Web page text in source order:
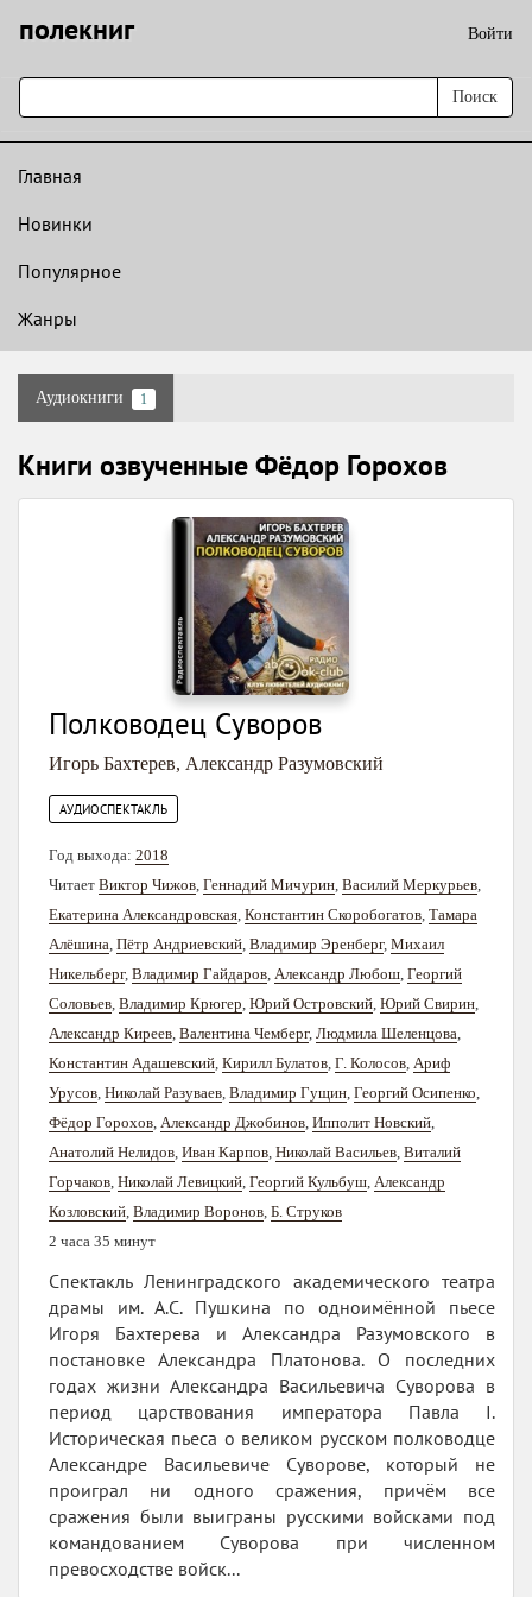
полекниг Войти
Поиск
Главная
Новинки
Популярное
Жанры
Аудиокниги 1
Книги озвученные Фёдор Горохов
Полководец Суворов
Игорь Бахтерев, Александр Разумовский
АУДИОСПЕКТАКЛЬ
Год выхода: 2018
Читает Виктор Чижов, Геннадий Мичурин, Василий Меркурьев,
Екатерина Александровская, Константин Скоробогатов, Тамара
Алёшина, Пётр Андриевский, Владимир Эренберг, Михаил
Никельберг, Владимир Гайдаров, Александр Любош, Георгий
Соловьев, Владимир Крюгер, Юрий Островский, Юрий Свирин,
Александр Киреев, Валентина Чемберг, Людмила Шеленцова,
Константин Адашевский, Кирилл Булатов, Г. Колосов, Ариф
Урусов, Николай Разуваев, Владимир Гущин, Георгий Осипенко,
Фёдор Горохов, Александр Джобинов, Ипполит Новский,
Анатолий Нелидов, Иван Карпов, Николай Васильев, Виталий
Горчаков, Николай Левицкий, Георгий Кульбуш, Александр
Козловский, Владимир Воронов, Б. Струков
2 часа 35 минут
Спектакль Ленинградского академического театра
драмы им. А.С. Пушкина по одноимённой пьесе
Игоря Бахтерева и Александра Разумовского в
постановке Александра Платонова. О последних
годах жизни Александра Васильевича Суворова в
период царствования императора Павла I.
Историческая пьеса о великом русском полководце
Александре Васильевиче Суворове, который не
проиграл ни одного сражения, причём все
сражения были выиграны русскими войсками под
командованием Суворова при численном
превосходстве войск...